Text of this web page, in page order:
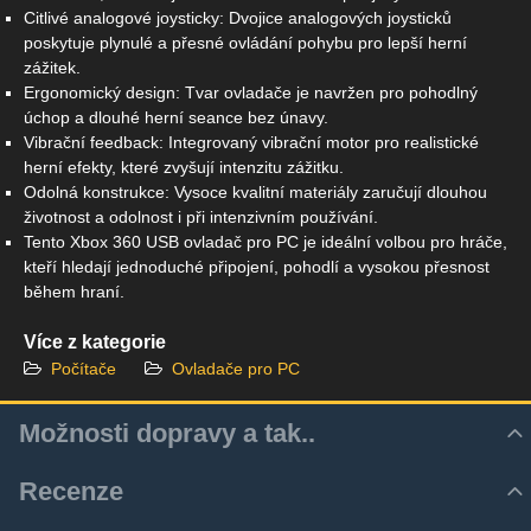
Citlivé analogové joysticky: Dvojice analogových joysticků
poskytuje plynulé a přesné ovládání pohybu pro lepší herní
zážitek.
Ergonomický design: Tvar ovladače je navržen pro pohodlný
úchop a dlouhé herní seance bez únavy.
Vibrační feedback: Integrovaný vibrační motor pro realistické
herní efekty, které zvyšují intenzitu zážitku.
Odolná konstrukce: Vysoce kvalitní materiály zaručují dlouhou
životnost a odolnost i při intenzivním používání.
Tento Xbox 360 USB ovladač pro PC je ideální volbou pro hráče,
kteří hledají jednoduché připojení, pohodlí a vysokou přesnost
během hraní.
Více z kategorie
Počítače Ovladače pro PC
Možnosti dopravy a tak..
Recenze